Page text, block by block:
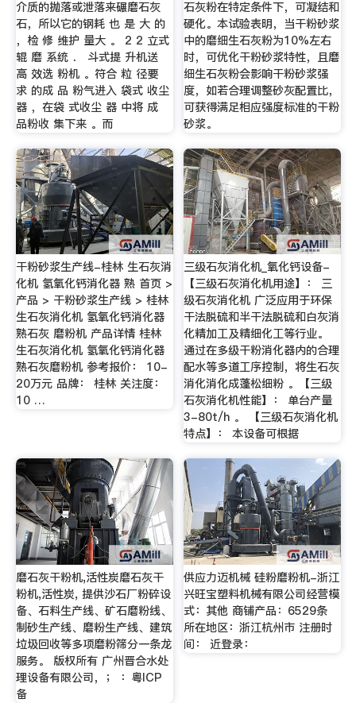
介质的抛落或泄落来碾磨石灰
石，所以它的钢耗 也 是 大 的
，检 修 维护 量大 。 2 2 立式
辊 磨 系统 ． 斗式提 升机送
高 效选 粉机 。符合 粒 径要
求 的成 品 粉气进入 袋式 收尘
器 ，在袋 式收尘 器 中将 成
品粉收 集下来 。而
石灰粉在特定条件下，可凝结和
硬化。本试验表明，当干粉砂浆
中的磨细生石灰粉为10%左右
时，可优化干粉砂浆特性，且磨
细生石灰粉会影响干粉砂浆强
度，如若合理调整砂灰配置比，
可获得满足相应强度标准的干粉
砂浆。
干粉砂浆生产线-桂林 生石灰消
化机 氢氧化钙消化器 熟 首页 >
产品 > 干粉砂浆生产线 > 桂林
生石灰消化机 氢氧化钙消化器
熟石灰 磨粉机 产品详情 桂林
生石灰消化机 氢氧化钙消化器
熟石灰磨粉机 参考报价： 10-
20万元 品牌： 桂林 关注度：
10 …
三级石灰消化机_氧化钙设备-
【三级石灰消化机用途】： 三
级石灰消化机 广泛应用于环保
干法脱硫和半干法脱硫和白灰消
化精加工及精细化工等行业。
通过在多级干粉消化器内的合理
配水等多道工序控制，将生石灰
消化消化成蓬松细粉 。【三级
石灰消化机性能】： 单台产量
3-80t/h 。 【三级石灰消化机
特点】： 本设备可根据
磨石灰干粉机,活性炭磨石灰干
粉机,活性炭, 提供沙石厂粉碎设
备、石料生产线、矿石磨粉线、
制砂生产线、磨粉生产线、建筑
垃圾回收等多项磨粉筛分一条龙
服务。 版权所有 广州晋合水处
理设备有限公司，； ：粤ICP
备
供应力迈机械 硅粉磨粉机-浙江
兴旺宝塑料机械有限公司经营模
式：其他 商铺产品：6529条
所在地区：浙江杭州市 注册时
间： 近登录：